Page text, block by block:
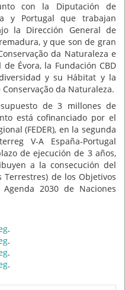
con la Diputación de
y Portugal que trabajan
la Dirección General de
y que son de gran
da Naturaleza e
Évora, la Fundación CBD
y su Hábitat y la
da Naturaleza.
de 3 millones de
está cofinanciado por el
(FEDER), en la segunda
V-A España-Portugal
de ejecución de 3 años,
a la consecución del
Terrestres) de los Objetivos
2030 de Naciones
.
.
.
.